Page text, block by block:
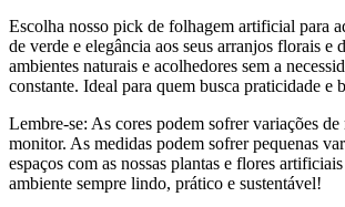
Escolha nosso pick de folhagem artificial para
de verde e elegância aos seus arranjos florais e
ambientes naturais e acolhedores sem a
constante. Ideal para quem busca praticidade e
Lembre-se: As cores podem sofrer variações
monitor. As medidas podem sofrer pequenas
espaços com as nossas plantas e flores
ambiente sempre lindo, prático e sustentável!